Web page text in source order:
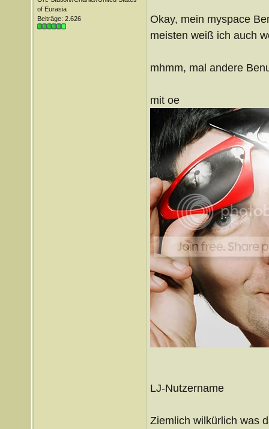
of Eurasia
Beiträge: 2.626
Okay, mein myspace
meisten weiß ich auch
mhmm, mal andere
mit oe
LJ-Nutzername
Ziemlich wilkürlich was